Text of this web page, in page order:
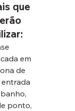
que
em
de
entrada
ponto,